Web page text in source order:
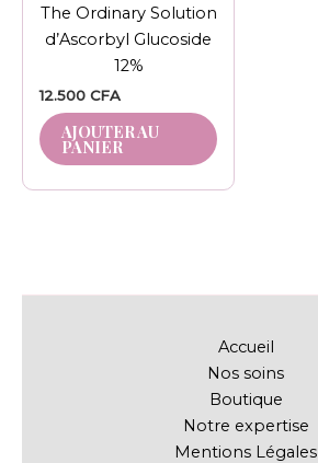
The Ordinary Solution
d’Ascorbyl Glucoside
12%
12.500 CFA
AJOUTER AU
PANIER
Accueil
Nos soins
Boutique
Notre expertise
Mentions Légales